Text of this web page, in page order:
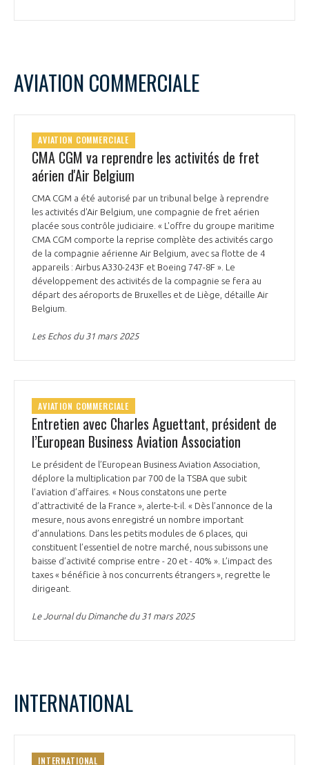
AVIATION COMMERCIALE
AVIATION COMMERCIALE
CMA CGM va reprendre les activités de fret
aérien d'Air Belgium
CMA CGM a été autorisé par un tribunal belge à reprendre
les activités d'Air Belgium, une compagnie de fret aérien
placée sous contrôle judiciaire. « L'offre du groupe maritime
CMA CGM comporte la reprise complète des activités cargo
de la compagnie aérienne Air Belgium, avec sa flotte de 4
appareils : Airbus A330-243F et Boeing 747-8F ». Le
développement des activités de la compagnie se fera au
départ des aéroports de Bruxelles et de Liège, détaille Air
Belgium.
Les Echos du 31 mars 2025
AVIATION COMMERCIALE
Entretien avec Charles Aguettant, président de
l’European Business Aviation Association
Le président de l’European Business Aviation Association,
déplore la multiplication par 700 de la TSBA que subit
l’aviation d’affaires. « Nous constatons une perte
d’attractivité de la France », alerte-t-il. « Dès l’annonce de la
mesure, nous avons enregistré un nombre important
d’annulations. Dans les petits modules de 6 places, qui
constituent l’essentiel de notre marché, nous subissons une
baisse d’activité comprise entre - 20 et - 40% ». L’impact des
taxes « bénéficie à nos concurrents étrangers », regrette le
dirigeant.
Le Journal du Dimanche du 31 mars 2025
INTERNATIONAL
INTERNATIONAL